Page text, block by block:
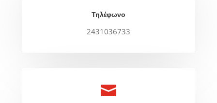
Τηλέφωνο
2431036733
